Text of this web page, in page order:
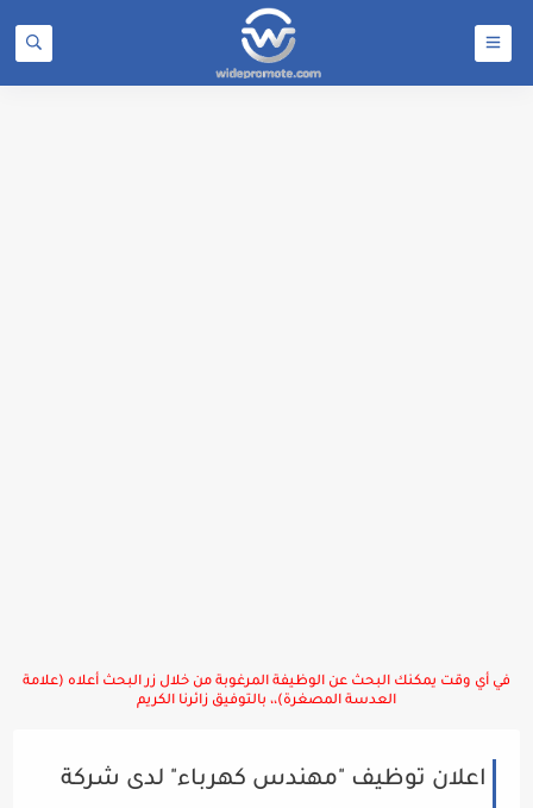
في أي وقت يمكنك البحث عن الوظيفة المرغوبة من خلال زر البحث أعلاه (علامة
العدسة المصغرة)،، بالتوفيق زائرنا الكريم
اعلان توظيف "مهندس كهرباء" لدى شركة